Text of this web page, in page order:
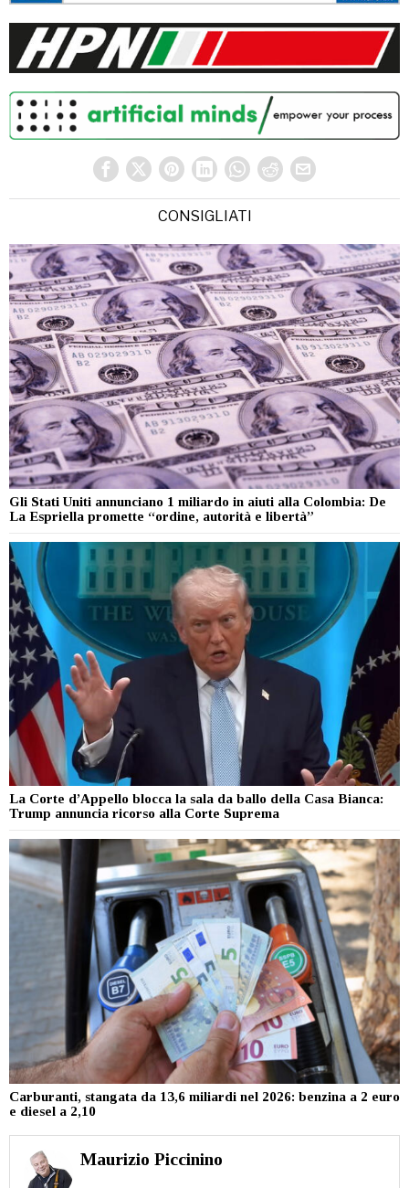
CONSIGLIATI
Gli Stati Uniti annunciano 1 miliardo in aiuti alla Colombia: De
La Espriella promette “ordine, autorità e libertà”
La Corte d’Appello blocca la sala da ballo della Casa Bianca:
Trump annuncia ricorso alla Corte Suprema
Carburanti, stangata da 13,6 miliardi nel 2026: benzina a 2 euro
e diesel a 2,10
Maurizio Piccinino